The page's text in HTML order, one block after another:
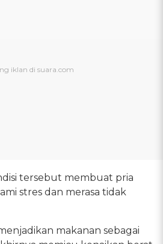
tersebut membuat pria
stres dan merasa tidak
makanan sebagai